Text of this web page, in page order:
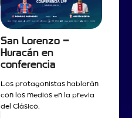
San Lorenzo –
Huracán en
conferencia
Los protagonistas hablarán
con los medios en la previa
del Clásico.